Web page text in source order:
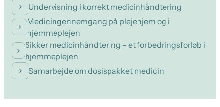
Undervisning i korrekt medicinhåndtering
Medicingennemgang på plejehjem og i
hjemmeplejen
Sikker medicinhåndtering – et forbedringsforløb i
hjemmeplejen
Samarbejde om dosispakket medicin